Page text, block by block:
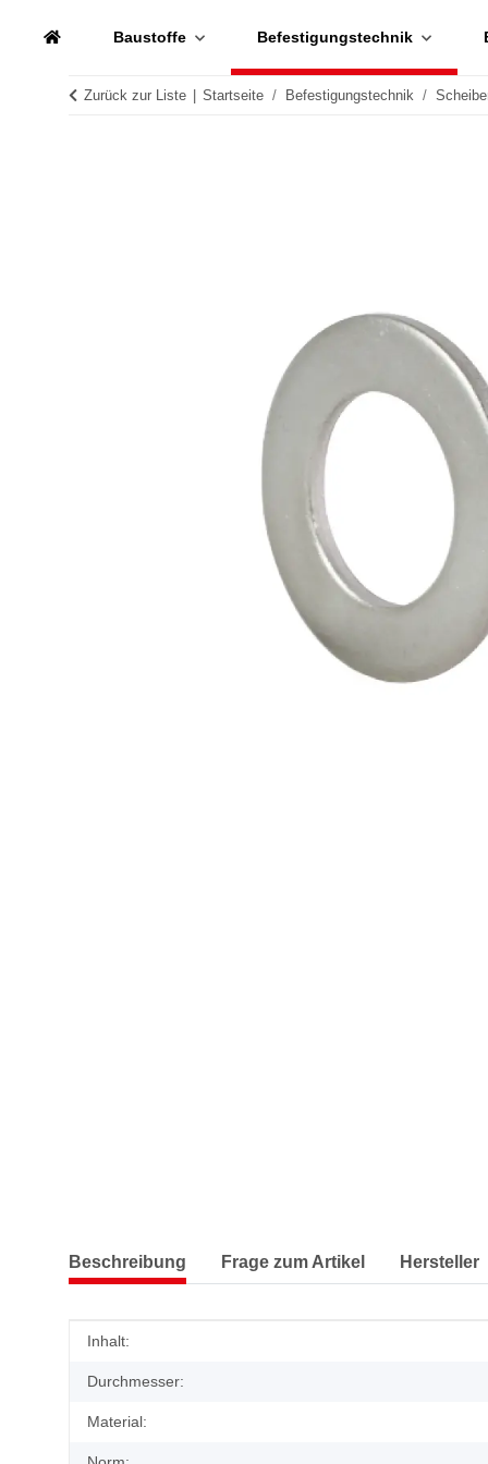
Baustoffe Befestigungstechnik
Zurück zur Liste Startseite Befestigungstechnik
Beschreibung Frage zum Artikel Hersteller
Produkteigenschaft
Wert
Inhalt:
Durchmesser:
Material: